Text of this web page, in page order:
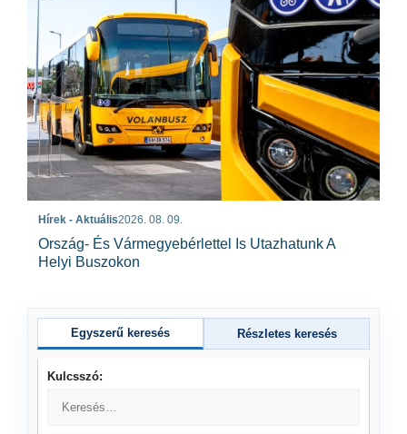
Hírek - Aktuális2026. 08. 09.
Ország- És Vármegyebérlettel Is Utazhatunk A
Helyi Buszokon
Egyszerű keresés Részletes keresés
Kulcsszó: